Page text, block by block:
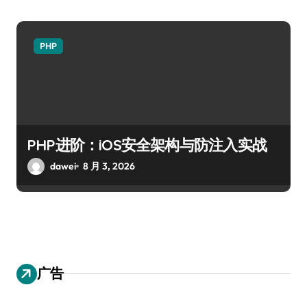
PHP
PHP进阶：iOS安全架构与防注入实战
dawei 8 月 3, 2026
广告